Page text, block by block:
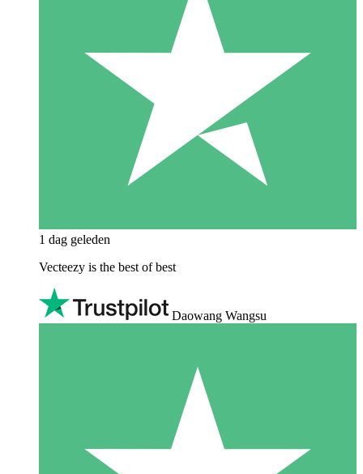
1 dag geleden
Vecteezy is the best of best
Daowang Wangsu